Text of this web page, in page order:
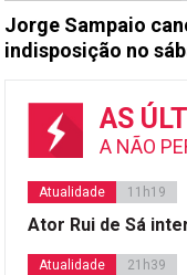
Jorge Sampaio
indisposição no
AS
A NÃO
Atualidade 11h19
Ator Rui de Sá
Atualidade 21h39